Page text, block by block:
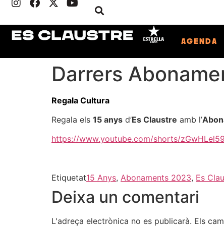
AGENDA
Darrers
Regala Cultura
Regala els 15 anys d’Es Claustre amb l’
https://www.youtube.com/shorts/
Etiquetat15 Anys, Abonaments 2023, Es
Deixa un comentari
L'adreça electrònica no es publicarà. Els